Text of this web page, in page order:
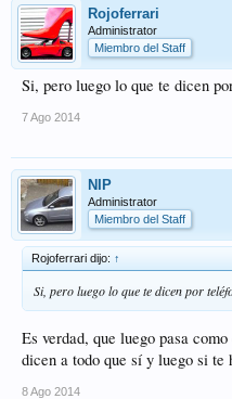
Rojoferrari
Administrator
Miembro del Staff
Si, pero luego lo que te dicen
7 Ago 2014
NIP
Administrator
Miembro del Staff
Rojoferrari dijo: ↑
Si, pero luego lo que te dicen por
Es verdad, que luego pasa
dicen a todo que sí y luego si te
8 Ago 2014